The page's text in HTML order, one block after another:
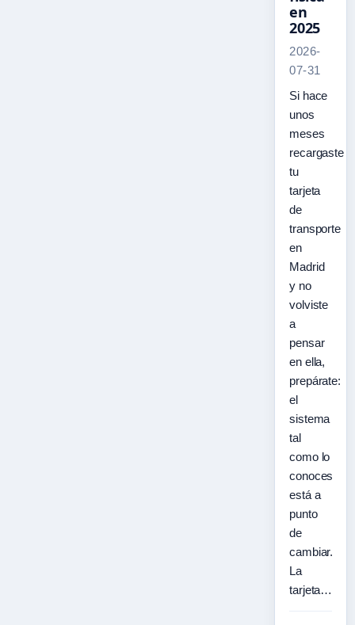
en
2025
2026-
07-31
Si hace
unos
meses
recargaste
tu
tarjeta
de
transporte
en
Madrid
y no
volviste
a
pensar
en ella,
prepárate:
el
sistema
tal
como lo
conoces
está a
punto
de
cambiar.
La
tarjeta…